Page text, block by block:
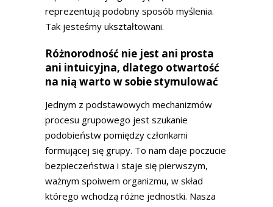
reprezentują podobny sposób myślenia.
Tak jesteśmy ukształtowani.
Różnorodność nie jest ani prosta
ani intuicyjna, dlatego otwartość
na nią warto w sobie stymulować
Jednym z podstawowych mechanizmów
procesu grupowego jest szukanie
podobieństw pomiędzy członkami
formującej się grupy. To nam daje poczucie
bezpieczeństwa i staje się pierwszym,
ważnym spoiwem organizmu, w skład
którego wchodzą różne jednostki. Nasza